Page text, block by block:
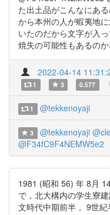
た出土品がこんなにあ
から本州の人が蝦夷地
いたのだから文字が入
焼失の可能性もあるの
2022-04-14
1 3 0.577
1 @tekkenoyaji
3 @tekkenoyaji
@F34fC9F4NEMW5e2
1981 (昭和 56) 年 8月
で，北大構内の学生寮
文時代中期前半， 9世